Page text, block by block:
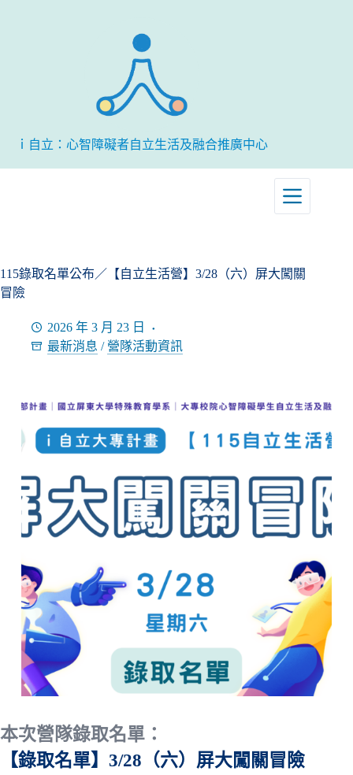
ｉ自立：心智障礙者自立生活及融合推廣中心
115錄取名單公布／【自立生活營】3/28（六）屏大闖關
冒險
2026 年 3 月 23 日
最新消息 / 營隊活動資訊
本次營隊錄取名單：
【錄取名單】3/28（六）屏大闖關冒險